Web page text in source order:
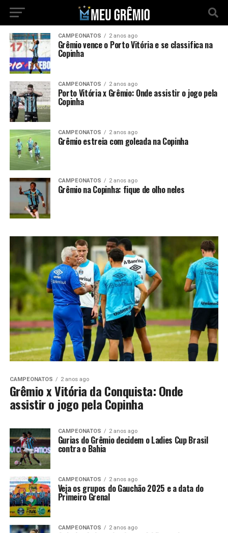
CAMPEONATOS 2 anos ago
Grêmio vence o Porto Vitória e se classifica na
Copinha
CAMPEONATOS 2 anos ago
Porto Vitória x Grêmio: Onde assistir o jogo pela
Copinha
CAMPEONATOS 2 anos ago
Grêmio estreia com goleada na Copinha
CAMPEONATOS 2 anos ago
Grêmio na Copinha: fique de olho neles
CAMPEONATOS 2 anos ago
Grêmio x Vitória da Conquista: Onde
assistir o jogo pela Copinha
CAMPEONATOS 2 anos ago
Gurias do Grêmio decidem o Ladies Cup Brasil
contra o Bahia
CAMPEONATOS 2 anos ago
Veja os grupos do Gauchão 2025 e a data do
Primeiro Grenal
CAMPEONATOS 2 anos ago